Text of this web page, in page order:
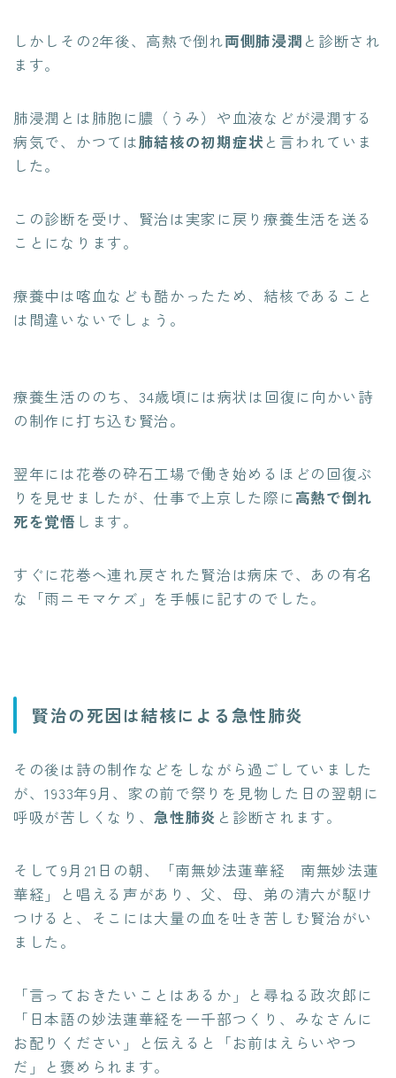
しかしその2年後、高熱で倒れ両側肺浸潤 と診断され
ます。
肺浸潤とは肺胞に膿（うみ）や血液などが浸潤する
病気で、かつては肺結核の初期症状と言われていま
した。
この診断を受け、賢治は実家に戻り療養生活を送る
ことになります。
療養中は喀血なども酷かったため、結核であること
は間違いないでしょう。
療養生活ののち、34歳頃には病状は回復に向かい詩
の制作に打ち込む賢治。
翌年には花巻の砕石工場で働き始めるほどの回復ぶ
りを見せましたが、仕事で上京した際に高熱で倒れ
死を覚悟 します。
すぐに花巻へ連れ戻された賢治は病床で、あの有名
な「雨ニモマケズ」を手帳に記すのでした。
賢治の死因は結核による急性肺炎
その後は詩の制作などをしながら過ごしていました
が、1933年9月、家の前で祭りを見物した日の翌朝に
呼吸が苦しくなり、急性肺炎 と診断されます。
そして9月21日の朝、「南無妙法蓮華経 南無妙法蓮
華経」と唱える声があり、父、母、弟の清六が駆け
つけると、そこには大量の血を吐き苦しむ賢治がい
ました。
「言っておきたいことはあるか」と尋ねる政次郎に
「日本語の妙法蓮華経を一千部つくり、みなさんに
お配りください」と伝えると「お前はえらいやつ
だ」と褒められます。